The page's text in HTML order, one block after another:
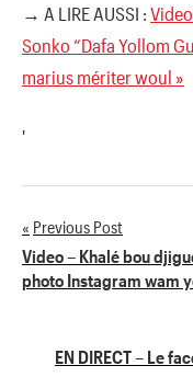
→ A LIRE AUSSI :
Sonko “Dafa Yollom
marius mériter woul »
'
Navigation
de
Previous Post
Video – Khalé bou
photo Instagram wam
EN DIRECT – Le